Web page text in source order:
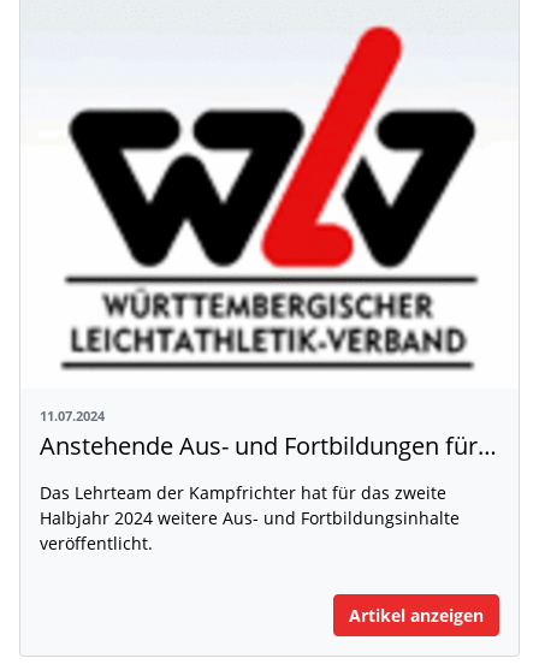
11.07.2024
Anstehende Aus- und Fortbildungen für Kampfrichter
Das Lehrteam der Kampfrichter hat für das zweite
Halbjahr 2024 weitere Aus- und Fortbildungsinhalte
veröffentlicht.
Artikel anzeigen